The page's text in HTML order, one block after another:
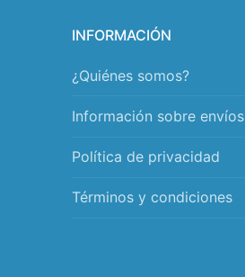
INFORMACIÓN
¿Quiénes somos?
Información sobre envíos
Política de privacidad
Términos y condiciones